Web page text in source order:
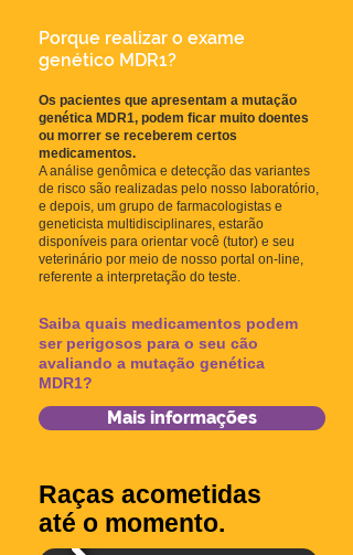
Porque realizar o exame
genético MDR1?
Os pacientes que apresentam a mutação
genética MDR1, podem ficar muito doentes
ou morrer se receberem certos
medicamentos.
A análise genômica e detecção das variantes
de risco são realizadas pelo nosso laboratório,
e depois, um grupo de farmacologistas e
geneticista multidisciplinares, estarão
disponíveis para orientar você (tutor) e seu
veterinário por meio de nosso portal on-line,
referente a interpretação do teste.
Saiba quais medicamentos podem
ser perigosos para o seu cão
avaliando a mutação genética
MDR1?
Mais informações
Raças acometidas
até o momento.